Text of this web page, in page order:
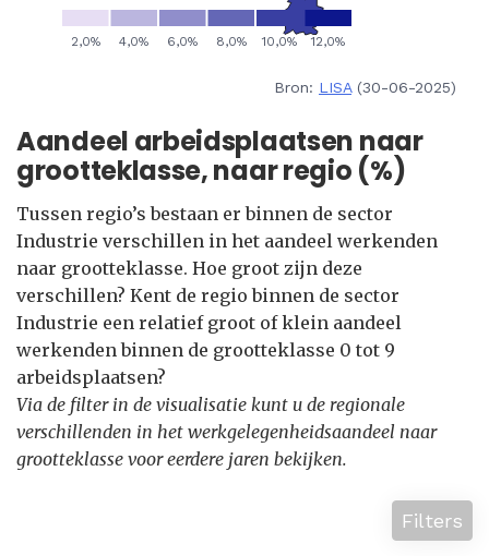
Bron: LISA(30-06-2025)
Aandeel arbeidsplaatsen naar
grootteklasse, naar regio (%)
Tussen regio’s bestaan er binnen de sector
Industrie verschillen in het aandeel werkenden
naar grootteklasse. Hoe groot zijn deze
verschillen? Kent de regio binnen de sector
Industrie een relatief groot of klein aandeel
werkenden binnen de grootteklasse 0 tot 9
arbeidsplaatsen?
Via de filter in de visualisatie kunt u de regionale
verschillenden in het werkgelegenheidsaandeel naar
grootteklasse voor eerdere jaren bekijken.
Filters